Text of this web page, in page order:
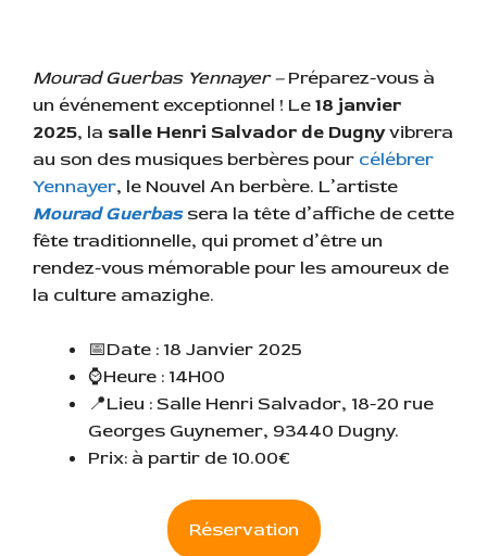
Mourad Guerbas Yennayer –Préparez-vous à
un événement exceptionnel ! Le18 janvier
2025, la salle Henri Salvador de Dugnyvibrera
au son des musiques berbères pour célébrer
Yennayer, le Nouvel An berbère. L’artiste
Mourad Guerbassera la tête d’affiche de cette
fête traditionnelle, qui promet d’être un
rendez-vous mémorable pour les amoureux de
la culture amazighe.
📅Date : 18 Janvier 2025
⌚Heure : 14H00
📍Lieu : Salle Henri Salvador, 18-20 rue
Georges Guynemer, 93440 Dugny.
Prix: à partir de 10.00€
Réservation